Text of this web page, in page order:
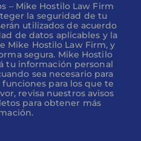
– Mike Hostilo Law Firm
la seguridad de tu
utilizados de acuerdo
de datos aplicables y la
Mike Hostilo Law Firm, y
segura. Mike Hostilo
tu información personal
sea necesario para
para los que te
revisa nuestros avisos
para obtener más